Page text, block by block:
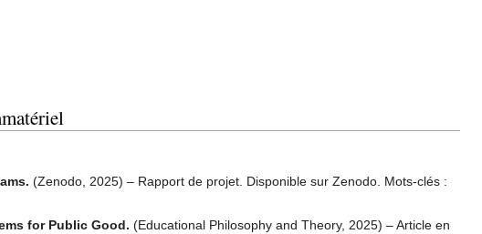
(Zenodo, 2025) – Rapport de projet. Disponible sur Zenodo. Mots-clés :
for Public Good. (Educational Philosophy and Theory, 2025) – Article en